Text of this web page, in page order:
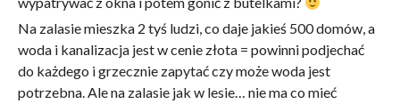
Na zalasie mieszka 2 tyś ludzi, co daje jakieś 500 domów, a
woda i kanalizacja jest w cenie złota = powinni podjechać
do każdego i grzecznie zapytać czy może woda jest
potrzebna. Ale na zalasie jak w lesie… nie ma co mieć